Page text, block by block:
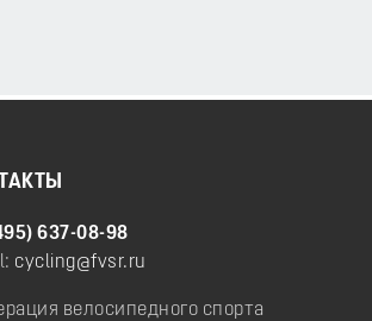
637-08-98
cycling@fvsr.ru
велосипедного спорта